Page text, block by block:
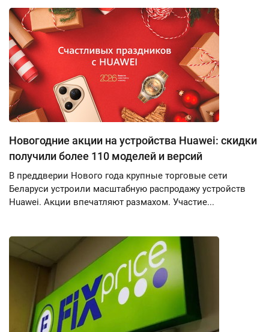
Новогодние акции на устройства Huawei: скидки
получили более 110 моделей и версий
В преддверии Нового года крупные торговые сети
Беларуси устроили масштабную распродажу устройств
Huawei. Акции впечатляют размахом. Участие...